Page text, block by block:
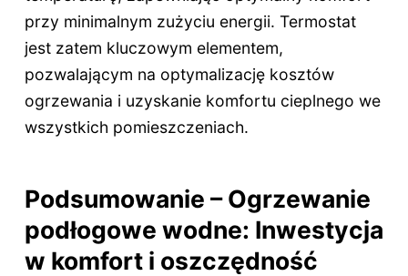
przy minimalnym zużyciu energii. Termostat
jest zatem kluczowym elementem,
pozwalającym na optymalizację kosztów
ogrzewania i uzyskanie komfortu cieplnego we
wszystkich pomieszczeniach.
Podsumowanie – Ogrzewanie
podłogowe wodne: Inwestycja
w komfort i oszczędność